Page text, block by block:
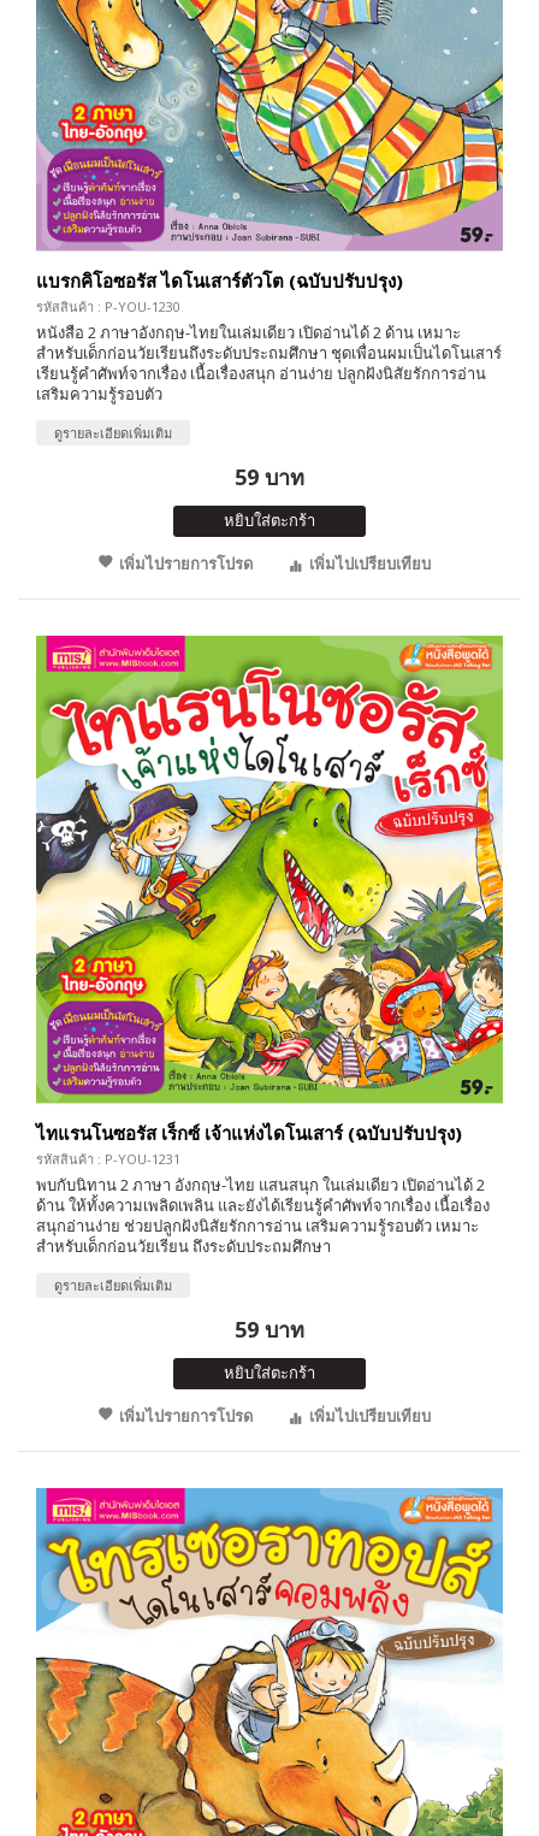
แบรกคิโอซอรัส ไดโนเสาร์ตัวโต (ฉบับปรับปรุง)
รหัสสินค้า : P-YOU-1230
หนังสือ 2 ภาษาอังกฤษ-ไทยในเล่มเดียว เปิดอ่านได้ 2 ด้าน เหมาะ
สำหรับเด็กก่อนวัยเรียนถึงระดับประถมศึกษา ชุดเพื่อนผมเป็นไดโนเสาร์
เรียนรู้คำศัพท์จากเรื่อง เนื้อเรื่องสนุก อ่านง่าย ปลูกฝังนิสัยรักการอ่าน
เสริมความรู้รอบตัว
ดูรายละเอียดเพิ่มเติม
59 บาท
หยิบใส่ตะกร้า
เพิ่มไปรายการโปรด
เพิ่มไปเปรียบเทียบ
ไทแรนโนซอรัส เร็กซ์ เจ้าแห่งไดโนเสาร์ (ฉบับปรับปรุง)
รหัสสินค้า : P-YOU-1231
พบกับนิทาน 2 ภาษา อังกฤษ-ไทย แสนสนุก ในเล่มเดียว เปิดอ่านได้ 2
ด้าน ให้ทั้งความเพลิดเพลิน และยังได้เรียนรู้คำศัพท์จากเรื่อง เนื้อเรื่อง
สนุกอ่านง่าย ช่วยปลูกฝังนิสัยรักการอ่าน เสริมความรู้รอบตัว เหมาะ
สำหรับเด็กก่อนวัยเรียน ถึงระดับประถมศึกษา
ดูรายละเอียดเพิ่มเติม
59 บาท
หยิบใส่ตะกร้า
เพิ่มไปรายการโปรด
เพิ่มไปเปรียบเทียบ